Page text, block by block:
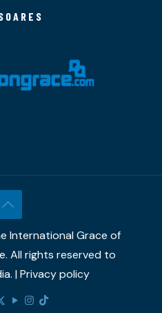
International Grace of
All rights reserved to
| Privacy policy